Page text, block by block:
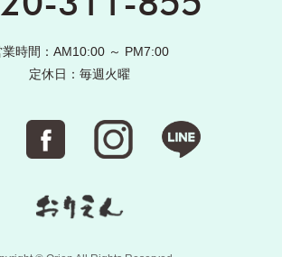
業時間：AM10:00 ～ PM7:00
定休日：毎週火曜